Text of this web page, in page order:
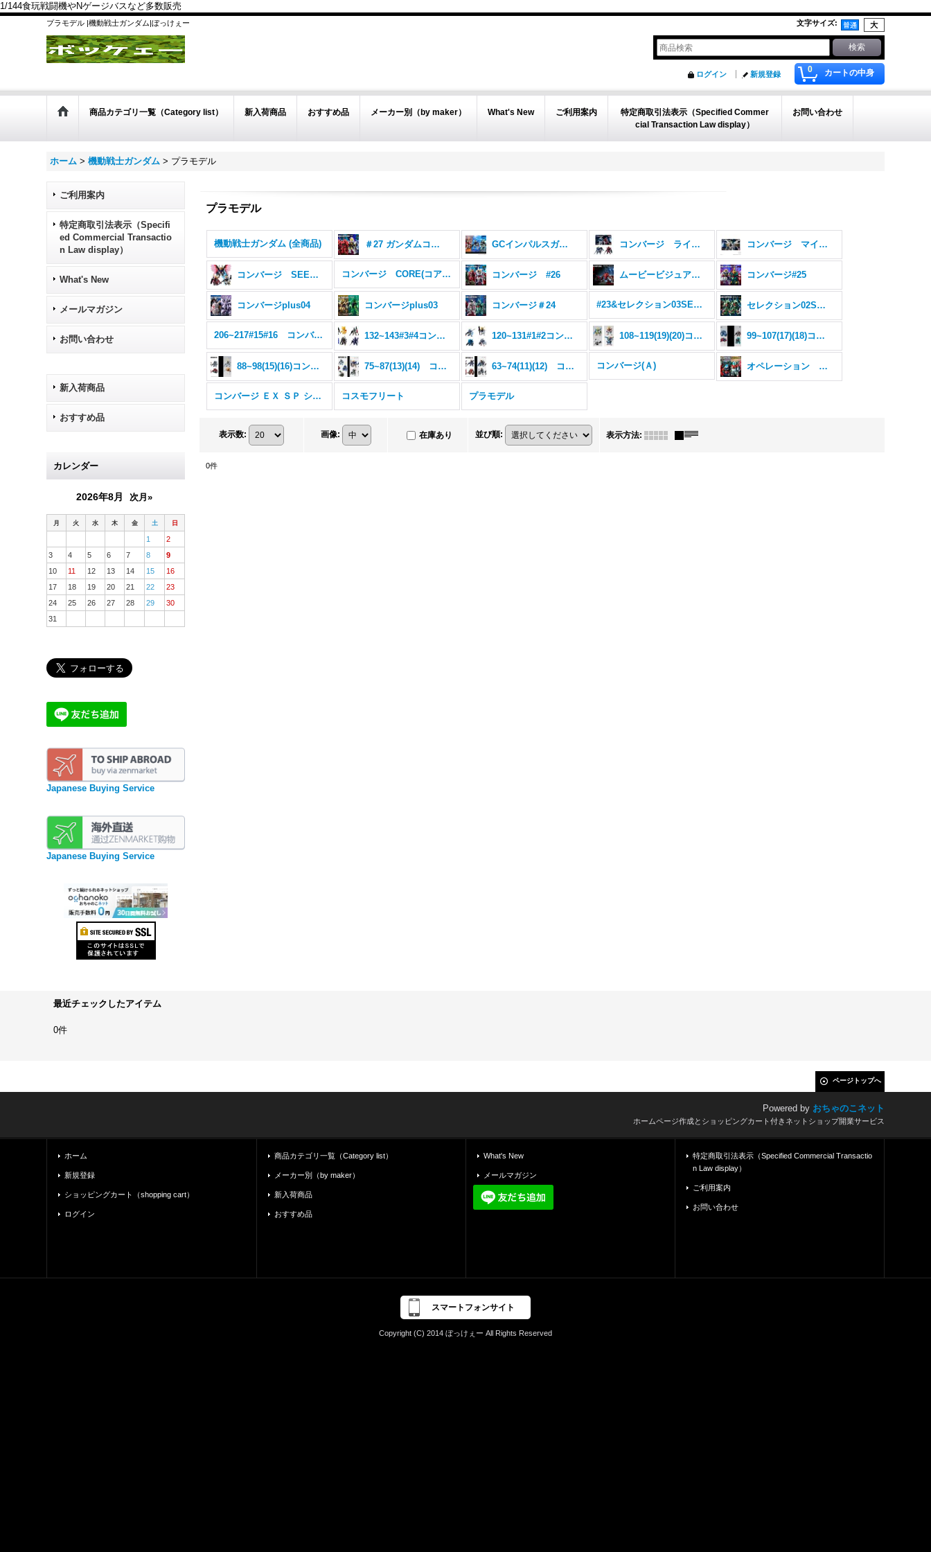
1/144食玩戦闘機やNゲージバスなど多数販売
プラモデル |機動戦士ガンダム|ぼっけぇー 文字サイズ:
0 カートの中身
ログイン 新規登録
商品カテゴリ一覧（Category list） 新入荷商品 おすすめ品 メーカー別（by maker） What's New ご利用案内
特定商取引法表示（Specified Commer
cial Transaction Law display）
お問い合わせ
ホーム > 機動戦士ガンダム > プラモデル
ご利用案内
特定商取引法表示（Specifi
ed Commercial Transactio
n Law display）
What's New
メールマガジン
お問い合わせ
新入荷商品
おすすめ品
カレンダー
2026年8月 次月»
月 火 水 木 金 土 日
1
2
3
4 5 6 7 8
9
10
11 12 13 14 15
16
17
18 19 20 21 22
23
24
25 26 27 28 29
30
31
Japanese Buying Service
Japanese Buying Service
プラモデル
機動戦士ガンダム (全商品) ＃27 ガンダムコンバージ GCインパルスガンダムシルエットセット コンバージ ライジング＆インモータル コンバージ マイティー
コンバージ SEED DESTINY 3体セット コンバージ CORE(コア) シリーズ コンバージ #26 ムービービジュアルセレクション コンバージ#25
コンバージplus04 コンバージplus03 コンバージ＃24 #23&セレクション03SELECTION03 セレクション02SELECTION02
206~217#15#16 コンバージ 132~143#3#4コンバージ 120~131#1#2コンバージ 108~119(19)(20)コンバージ 99~107(17)(18)コンバージ
88~98(15)(16)コンバージ 75~87(13)(14) コンバージ 63~74(11)(12) コンバージ コンバージ(Ａ) オペレーション ジャブロー コンバージ
コンバージ ＥＸ ＳＰ シリーズ コスモフリート プラモデル
表示数: 画像: 在庫あり 並び順: 表示方法:
0件
最近チェックしたアイテム
0件
ページトップへ
Powered by おちゃのこネット
ホームページ作成とショッピングカート付きネットショップ開業サービス
ホーム
新規登録
ショッピングカート（shopping cart）
ログイン
商品カテゴリ一覧（Category list）
メーカー別（by maker）
新入荷商品
おすすめ品
What's New
メールマガジン
特定商取引法表示（Specified Commercial Transactio
n Law display）
ご利用案内
お問い合わせ
スマートフォンサイト
Copyright (C) 2014 ぼっけぇー All Rights Reserved